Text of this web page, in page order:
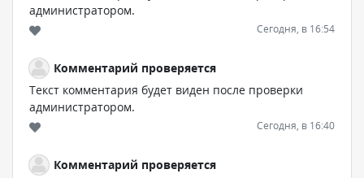
администратором.
Сегодня, в 16:54
Комментарий проверяется
Текст комментария будет виден после проверки
администратором.
Сегодня, в 16:40
Комментарий проверяется